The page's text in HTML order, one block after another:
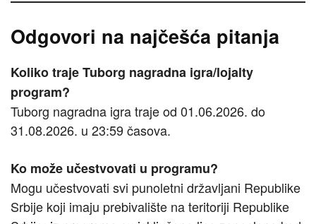
Odgovori na najčešća pitanja
Koliko traje Tuborg nagradna igra/lojalty
program?
Tuborg nagradna igra traje od 01.06.2026. do
31.08.2026. u 23:59 časova.
Ko može učestvovati u programu?
Mogu učestvovati svi punoletni državljani Republike
Srbije koji imaju prebivalište na teritoriji Republike